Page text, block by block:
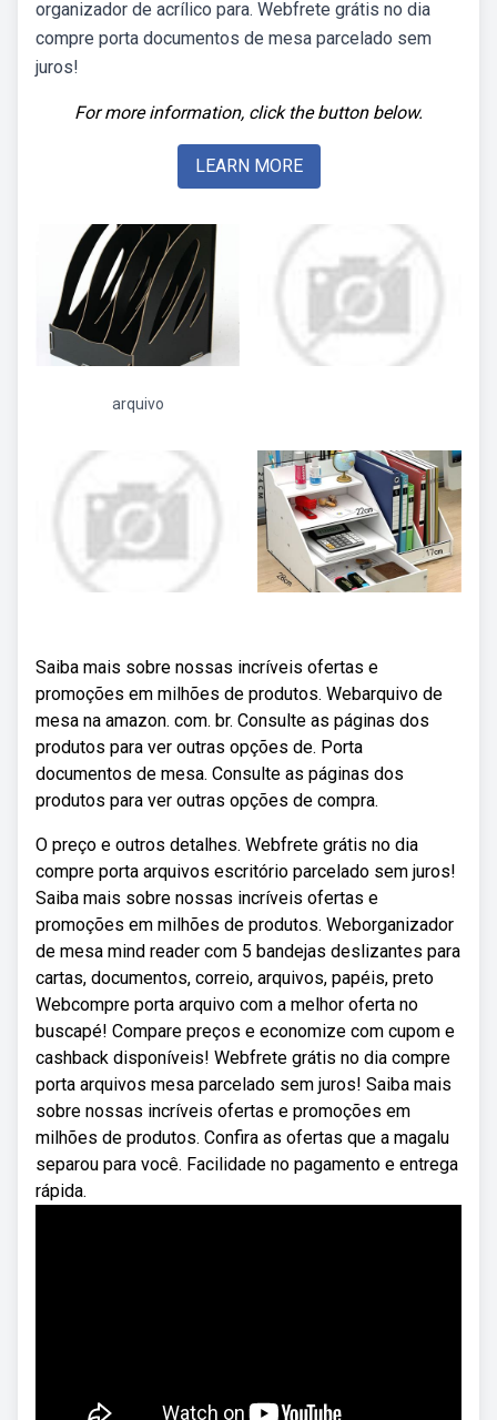
organizador de acrílico para. Webfrete grátis no dia
compre porta documentos de mesa parcelado sem
juros!
For more information, click the button below.
LEARN MORE
arquivo
Saiba mais sobre nossas incríveis ofertas e
promoções em milhões de produtos. Webarquivo de
mesa na amazon. com. br. Consulte as páginas dos
produtos para ver outras opções de. Porta
documentos de mesa. Consulte as páginas dos
produtos para ver outras opções de compra.
O preço e outros detalhes. Webfrete grátis no dia
compre porta arquivos escritório parcelado sem juros!
Saiba mais sobre nossas incríveis ofertas e
promoções em milhões de produtos. Weborganizador
de mesa mind reader com 5 bandejas deslizantes para
cartas, documentos, correio, arquivos, papéis, preto
Webcompre porta arquivo com a melhor oferta no
buscapé! Compare preços e economize com cupom e
cashback disponíveis! Webfrete grátis no dia compre
porta arquivos mesa parcelado sem juros! Saiba mais
sobre nossas incríveis ofertas e promoções em
milhões de produtos. Confira as ofertas que a magalu
separou para você. Facilidade no pagamento e entrega
rápida.